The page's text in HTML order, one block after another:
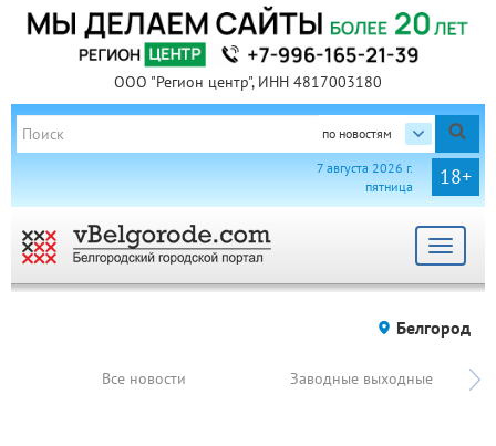
ООО "Регион центр", ИНН 4817003180
по новостям
18+
7 августа 2026 г.
пятница
Toggle
Белгород
Все новости Заводные выходные